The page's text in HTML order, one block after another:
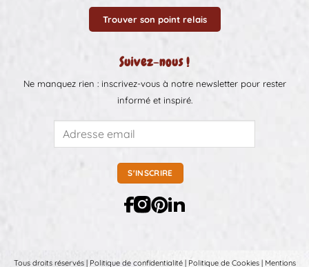
Trouver son point relais
Suivez-nous !
Ne manquez rien : inscrivez-vous à notre newsletter pour rester
informé et inspiré.
Tous droits réservés | Politique de confidentialité| Politique de Cookies| Mentions